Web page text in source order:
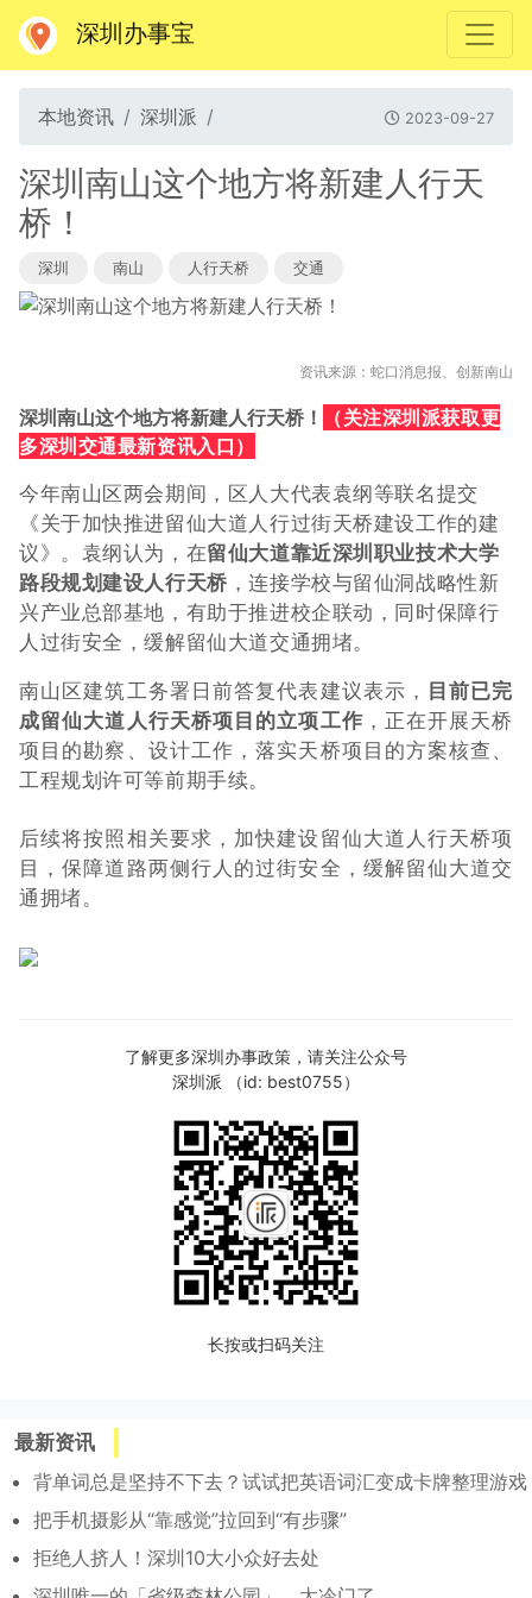
深圳办事宝
本地资讯 深圳派 2023-09-27
深圳南山这个地方将新建人行天
桥！
深圳 南山 人行天桥 交通
资讯来源：蛇口消息报、创新南山
深圳南山这个地方将新建人行天桥！
（关注深圳派获取更
多深圳交通最新资讯入口）
今年南山区两会期间，区人大代表袁纲等联名提交
《关于加快推进留仙大道人行过街天桥建设工作的建
议》。袁纲认为，在留仙大道靠近深圳职业技术大学
路段规划建设人行天桥 ，连接学校与留仙洞战略性新
兴产业总部基地，有助于推进校企联动，同时保障行
人过街安全，缓解留仙大道交通拥堵。
南山区建筑工务署日前答复代表建议表示， 目前已完
成留仙大道人行天桥项目的立项工作 ，正在开展天桥
项目的勘察、设计工作，落实天桥项目的方案核查、
工程规划许可等前期手续。
后续将按照相关要求，加快建设留仙大道人行天桥项
目，保障道路两侧行人的过街安全，缓解留仙大道交
通拥堵。
了解更多深圳办事政策，请关注公众号
深圳派 （id: best0755）
长按或扫码关注
最新资讯
背单词总是坚持不下去？试试把英语词汇变成卡牌整理游戏
把手机摄影从“靠感觉”拉回到“有步骤”
拒绝人挤人！深圳10大小众好去处